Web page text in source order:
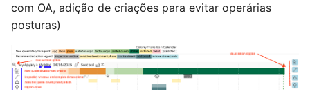
com OA, adição de criações para evitar operárias
posturas)